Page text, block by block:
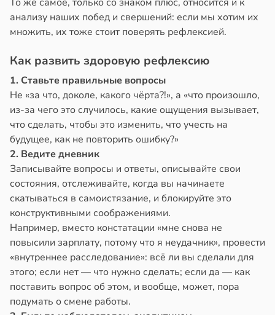
анализу наших побед и свершений: если мы хотим их
множить, их тоже стоит поверять рефлексией.
Как развить здоровую рефлексию
1. Ставьте правильные вопросы
Не «за что, доколе, какого чёрта?!», а «что произошло,
из-за чего это случилось, какие ощущения вызывает,
что сделать, чтобы это изменить, что учесть на
будущее, как не повторить ошибку?»
2. Ведите дневник
Записывайте вопросы и ответы, описывайте свои
состояния, отслеживайте, когда вы начинаете
скатываться в самоистязание, и блокируйте это
конструктивными соображениями.
Например, вместо констатации «мне снова не
повысили зарплату, потому что я неудачник», провести
«внутреннее расследование»: всё ли вы сделали для
этого; если нет — что нужно сделать; если да — как
поставить вопрос об этом, и вообще, может, пора
подумать о смене работы.